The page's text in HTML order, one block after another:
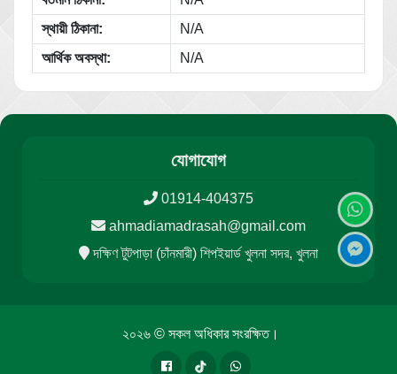
স্থায়ী ঠিকানা:
N/A
আর্থিক অবস্থা:
N/A
যোগাযোগ
01914-404375
ahmadiamadrasah@gmail.com
দক্ষিণ টুটপাড়া (চাঁনমারী) শিপইয়ার্ড খুলনা সদর, খুলনা
২০২৬ © সকল অধিকার সংরক্ষিত।